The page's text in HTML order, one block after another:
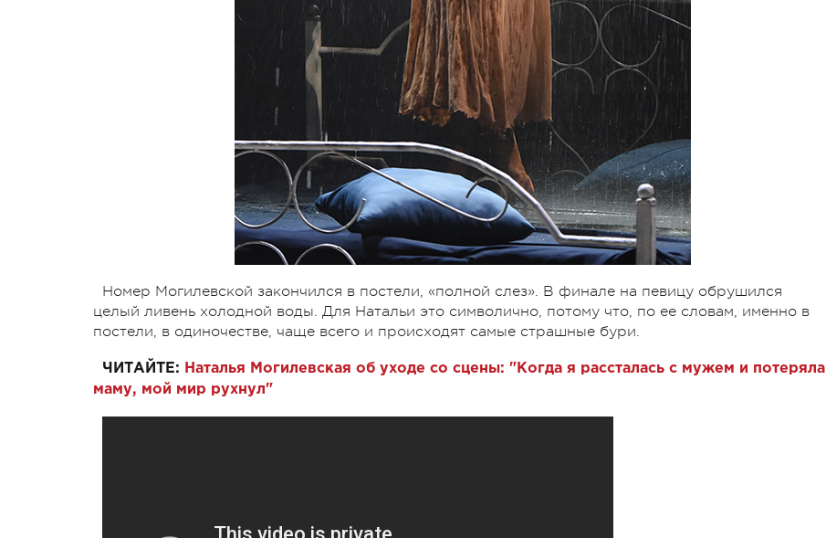
Номер Могилевской закончился в постели, «полной слез». В финале на певицу обрушился
целый ливень холодной воды. Для Натальи это символично, потому что, по ее словам, именно в
постели, в одиночестве, чаще всего и происходят самые страшные бури.
ЧИТАЙТЕ: Наталья Могилевская об уходе со сцены: "Когда я рассталась с мужем и потеряла
маму, мой мир рухнул"